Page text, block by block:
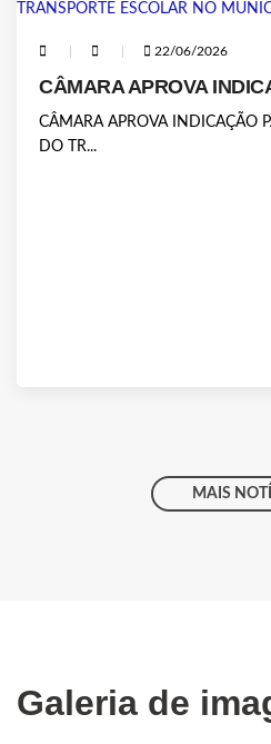
22/06/2026
CÂMARA APROVA
CÂMARA APROVA INDICAÇÃO
DO TR...
MAIS
Galeria de